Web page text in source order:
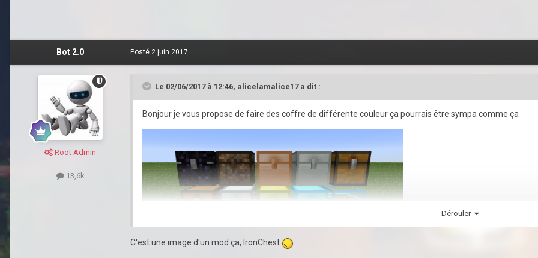
Bot 2.0
Root Admin
13,6k
Posté 2 juin 2017
Le 02/06/2017 à 12:46, alicelamalice17a dit :
Bonjour je vous propose de faire des coffre de différente couleur ça pourrais être sympa comme ça
Dérouler
C'est une image d'un mod ça, IronChest